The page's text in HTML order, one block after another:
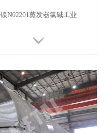
镍N02201蒸发器氯碱工业